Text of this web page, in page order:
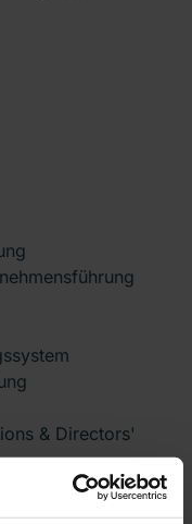
& Directors'
§ 10